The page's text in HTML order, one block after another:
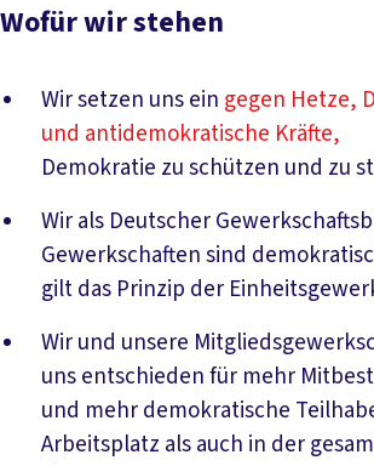
Wofür wir stehen
Wir setzen uns ein gegen Hetze,
und antidemokratische Kräfte,
Demokratie zu schützen und zu
Wir als Deutscher
Gewerkschaften sind
gilt das Prinzip der
Wir und unsere
uns entschieden für mehr
und mehr demokratische
Arbeitsplatz als auch in der